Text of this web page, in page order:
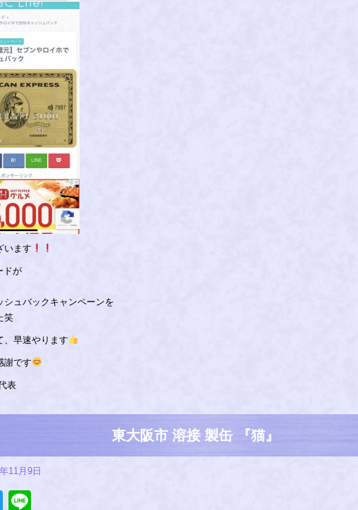
います
ドが
シュバックキャンペーンを
笑
、早速やります
謝です
表
東大阪市 溶接 製缶 『猫』
11月9日
Twitter